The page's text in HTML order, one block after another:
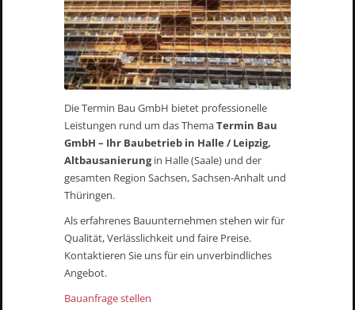
Die Termin Bau GmbH bietet professionelle
Leistungen rund um das ThemaTermin Bau
GmbH – Ihr Baubetrieb in Halle / Leipzig,
Altbausanierungin Halle (Saale) und der
gesamten Region Sachsen, Sachsen-Anhalt und
Thüringen.
Als erfahrenes Bauunternehmen stehen wir für
Qualität, Verlässlichkeit und faire Preise.
Kontaktieren Sie uns für ein unverbindliches
Angebot.
Bauanfrage stellen